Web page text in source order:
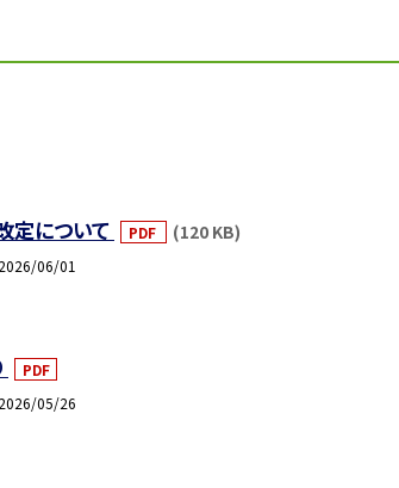
定について PDF (120 KB)
2026/06/01
PDF
2026/05/26